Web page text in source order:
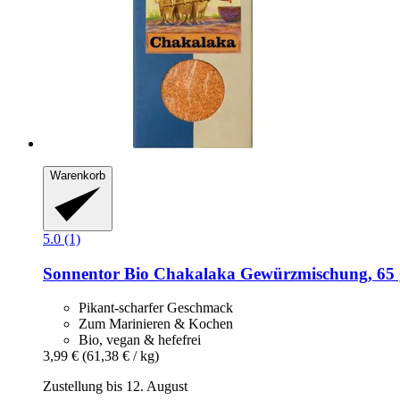
Warenkorb
5.0 (1)
Sonnentor Bio Chakalaka Gewürzmischung, 65
Pikant-scharfer Geschmack
Zum Marinieren & Kochen
Bio, vegan & hefefrei
3,99 € (61,38 € / kg)
Zustellung bis 12. August